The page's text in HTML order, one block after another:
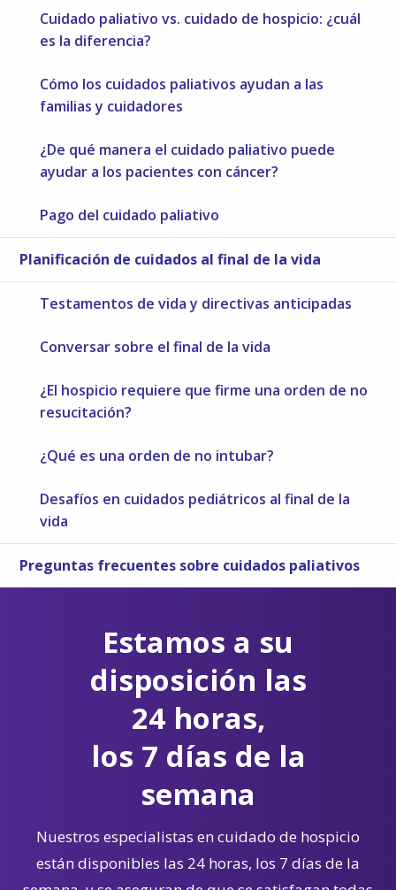
Cuidado paliativo vs. cuidado de hospicio: ¿cuál
es la diferencia?
Cómo los cuidados paliativos ayudan a las
familias y cuidadores
¿De qué manera el cuidado paliativo puede
ayudar a los pacientes con cáncer?
Pago del cuidado paliativo
Planificación de cuidados al final de la vida
Testamentos de vida y directivas anticipadas
Conversar sobre el final de la vida
¿El hospicio requiere que firme una orden de no
resucitación?
¿Qué es una orden de no intubar?
Desafíos en cuidados pediátricos al final de la
vida
Preguntas frecuentes sobre cuidados paliativos
Estamos a su
disposición las
24 horas,
los 7 días de la
semana
Nuestros especialistas en cuidado de hospicio
están disponibles las 24 horas, los 7 días de la